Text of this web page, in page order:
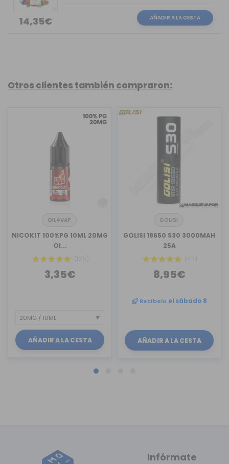
14,35€ AÑADIR A LA CESTA
Otros clientes también compraron:
OIL4VAP
NICOKIT 100%PG 10ML 20MG
OI...
(126)
3,35€
AÑADIR A LA CESTA
GOLISI
GOLISI 18650 S30 3000MAH
25A
(43)
8,95€
Recíbelo el sábado 8
AÑADIR A LA CESTA
Infórmate